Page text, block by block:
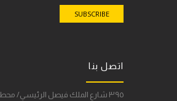
اتصل بنا
٣٩٥ شارع الملك فيصل الرئيسي/